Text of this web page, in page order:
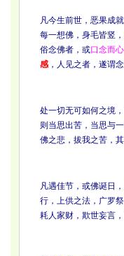
凡今生前世，恶果成
每一想佛，身毛皆竖
俗念佛者，或口念而
感 ，人见之者，遂谓
处一切无可如何之境
则当思出苦，当思与
佛之悲，拔我之苦，
凡遇佳节，或佛诞日
行，上供之法，广罗
耗人家财，欺世妄言